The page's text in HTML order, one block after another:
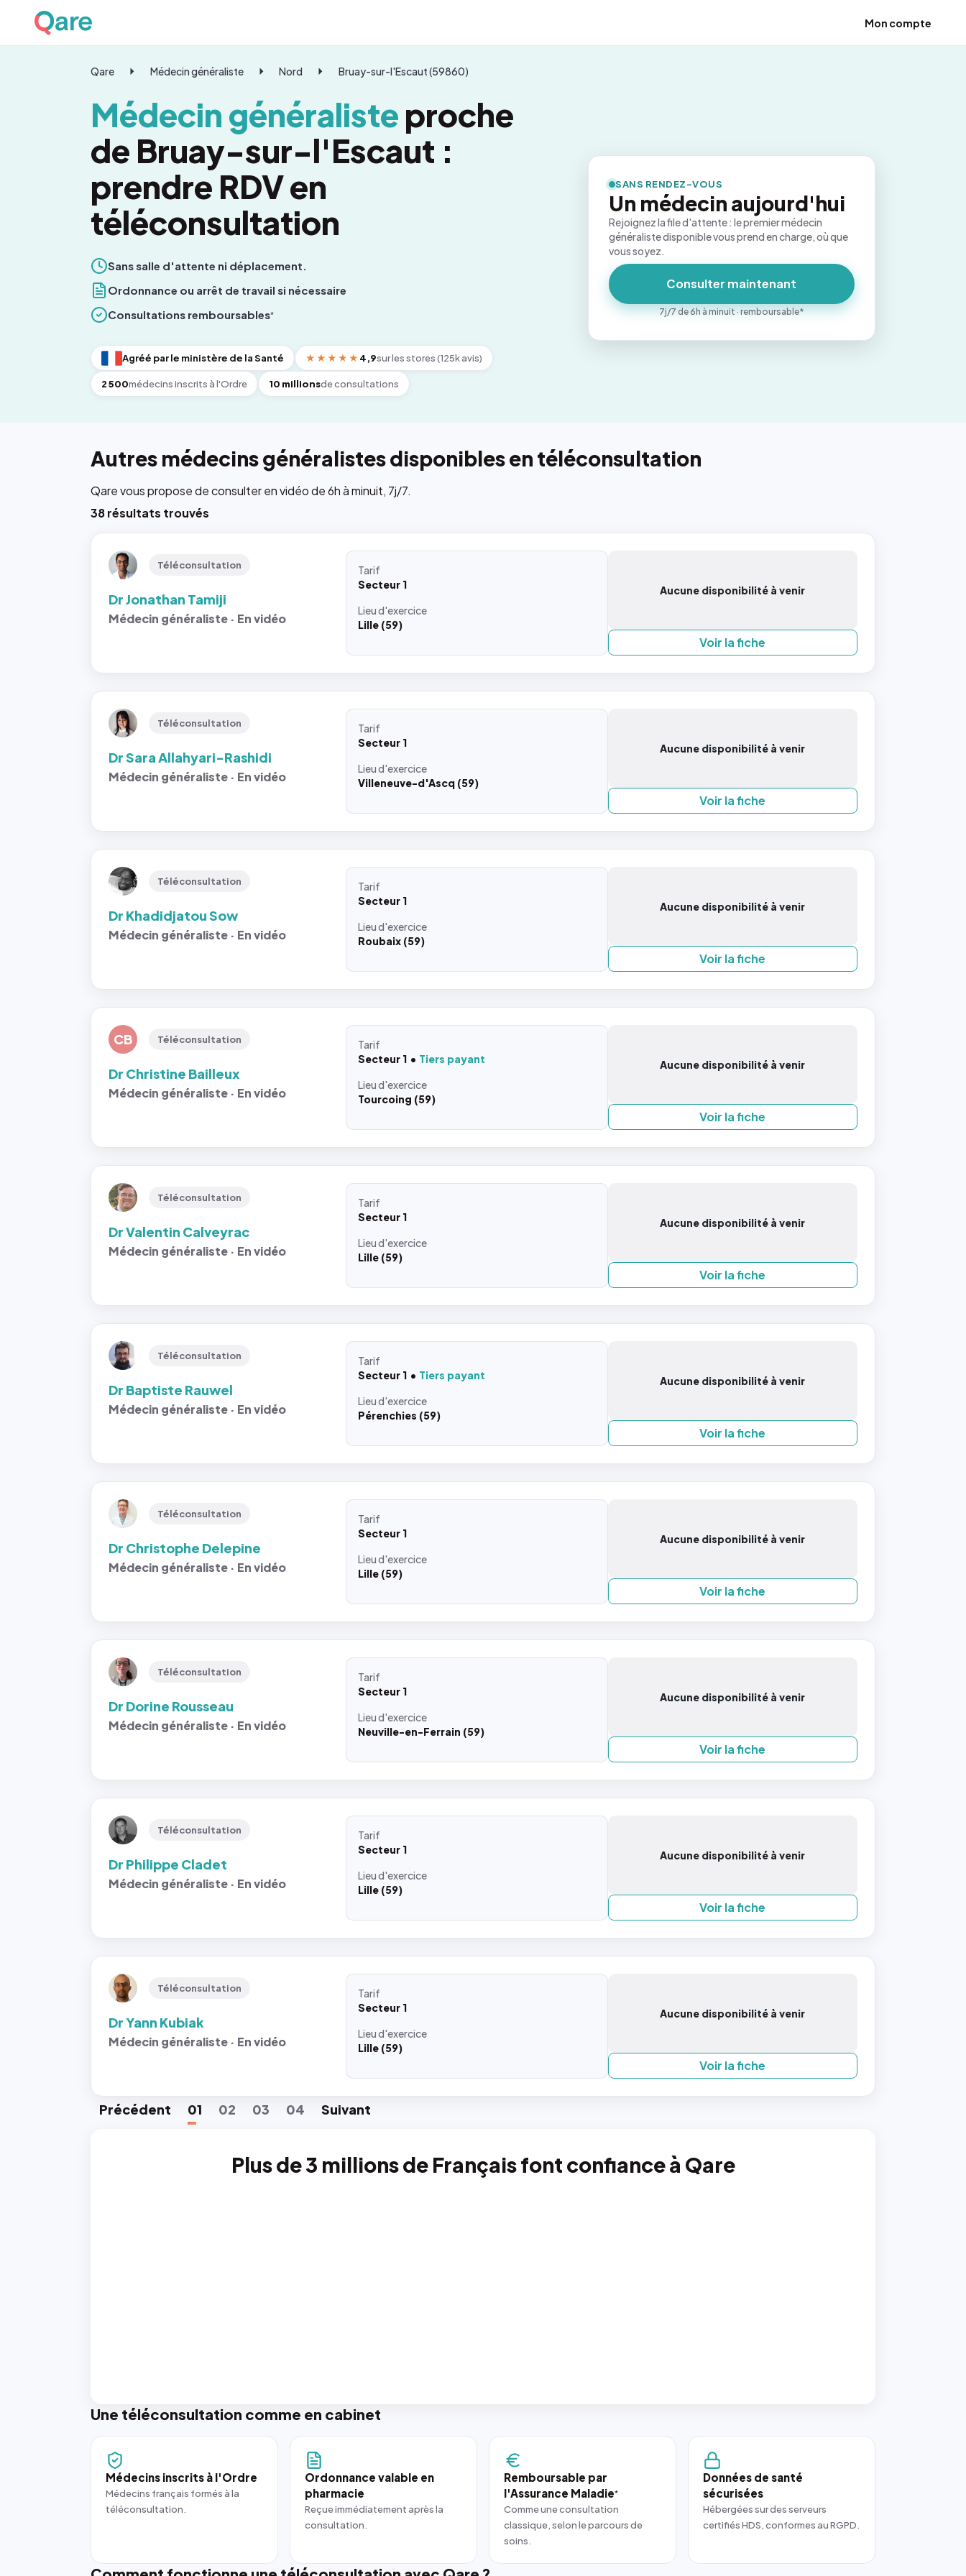
Mon compte
Qare Médecin généraliste Nord Bruay-sur-l'Escaut (59860)
Médecin généralisteproche
de Bruay-sur-l'Escaut :
prendre RDV en
téléconsultation
Sans salle d'attente ni déplacement.
Ordonnance ou arrêt de travail si nécessaire
Consultations remboursables*
Agréé par le ministère de la Santé ★★★★★ 4,9sur les stores (125k avis)
2 500médecins inscrits à l'Ordre 10 millionsde consultations
SANS RENDEZ-VOUS
Un médecin aujourd'hui
Rejoignez la file d'attente : le premier médecin
généraliste disponible vous prend en charge, où que
vous soyez.
Consulter maintenant
7j/7 de 6h à minuit · remboursable*
Autres médecins généralistes disponibles en téléconsultation
Qare vous propose de consulter en vidéo de 6h à minuit, 7j/7.
38 résultats trouvés
Téléconsultation
Dr Jonathan Tamiji
Médecin généraliste · En vidéo
Tarif
Secteur 1
Lieud'exercice
Lille (59)
Aucune disponibilité à venir
Voir la fiche
Téléconsultation
Dr Sara Allahyari-Rashidi
Médecin généraliste · En vidéo
Tarif
Secteur 1
Lieud'exercice
Villeneuve-d'Ascq (59)
Aucune disponibilité à venir
Voir la fiche
Téléconsultation
Dr Khadidjatou Sow
Médecin généraliste · En vidéo
Tarif
Secteur 1
Lieud'exercice
Roubaix (59)
Aucune disponibilité à venir
Voir la fiche
CB Téléconsultation
Dr Christine Bailleux
Médecin généraliste · En vidéo
Tarif
Secteur 1
Tiers payant
Lieud'exercice
Tourcoing (59)
Aucune disponibilité à venir
Voir la fiche
Téléconsultation
Dr Valentin Calveyrac
Médecin généraliste · En vidéo
Tarif
Secteur 1
Lieud'exercice
Lille (59)
Aucune disponibilité à venir
Voir la fiche
Téléconsultation
Dr Baptiste Rauwel
Médecin généraliste · En vidéo
Tarif
Secteur 1
Tiers payant
Lieud'exercice
Pérenchies (59)
Aucune disponibilité à venir
Voir la fiche
Téléconsultation
Dr Christophe Delepine
Médecin généraliste · En vidéo
Tarif
Secteur 1
Lieud'exercice
Lille (59)
Aucune disponibilité à venir
Voir la fiche
Téléconsultation
Dr Dorine Rousseau
Médecin généraliste · En vidéo
Tarif
Secteur 1
Lieud'exercice
Neuville-en-Ferrain (59)
Aucune disponibilité à venir
Voir la fiche
Téléconsultation
Dr Philippe Cladet
Médecin généraliste · En vidéo
Tarif
Secteur 1
Lieud'exercice
Lille (59)
Aucune disponibilité à venir
Voir la fiche
Téléconsultation
Dr Yann Kubiak
Médecin généraliste · En vidéo
Tarif
Secteur 1
Lieud'exercice
Lille (59)
Aucune disponibilité à venir
Voir la fiche
Précédent 01 02 03 04 Suivant
Plus de 3 millions de Français font confiance à Qare
Une téléconsultation comme en cabinet
Médecins inscrits à l'Ordre
Médecins français formés à la
téléconsultation.
Ordonnance valable en
pharmacie
Reçue immédiatement après la
consultation.
Remboursable par
l'Assurance Maladie*
Comme une consultation
classique, selon le parcours de
soins.
Données de santé
sécurisées
Hébergées sur des serveurs
certifiés HDS, conformes au RGPD.